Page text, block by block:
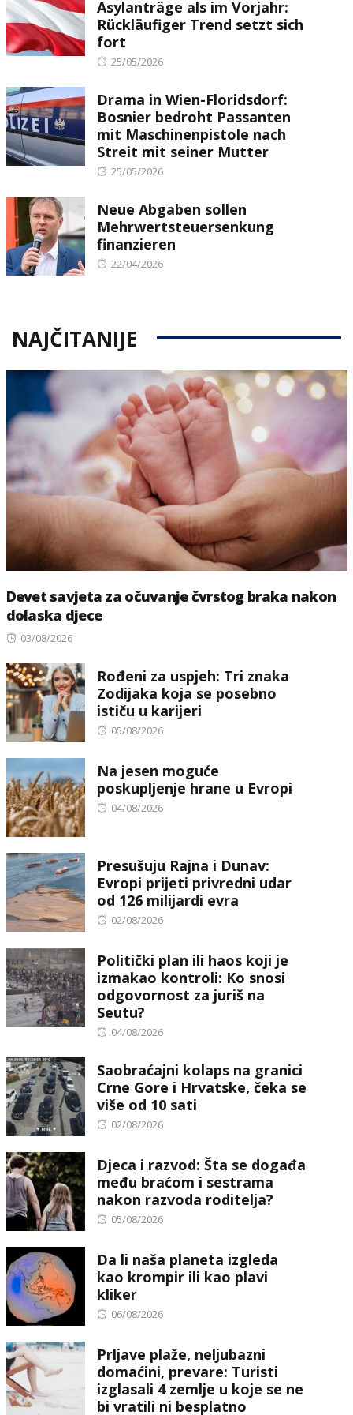
Asylanträge als im Vorjahr:
Rückläufiger Trend setzt sich
fort
Posted
25/05/2026
Drama in Wien-Floridsdorf:
Bosnier bedroht Passanten
mit Maschinenpistole nach
Streit mit seiner Mutter
Posted
25/05/2026
Neue Abgaben sollen
Mehrwertsteuersenkung
finanzieren
Posted
22/04/2026
NAJČITANIJE
Devet savjeta za očuvanje čvrstog braka nakon
dolaska djece
Posted
03/08/2026
Rođeni za uspjeh: Tri znaka
Zodijaka koja se posebno
ističu u karijeri
Posted
05/08/2026
Na jesen moguće
poskupljenje hrane u Evropi
Posted
04/08/2026
Presušuju Rajna i Dunav:
Evropi prijeti privredni udar
od 126 milijardi evra
Posted
02/08/2026
Politički plan ili haos koji je
izmakao kontroli: Ko snosi
odgovornost za juriš na
Seutu?
Posted
04/08/2026
Saobraćajni kolaps na granici
Crne Gore i Hrvatske, čeka se
više od 10 sati
Posted
02/08/2026
Djeca i razvod: Šta se događa
među braćom i sestrama
nakon razvoda roditelja?
Posted
05/08/2026
Da li naša planeta izgleda
kao krompir ili kao plavi
kliker
Posted
06/08/2026
Prljave plaže, neljubazni
domaćini, prevare: Turisti
izglasali 4 zemlje u koje se ne
bi vratili ni besplatno